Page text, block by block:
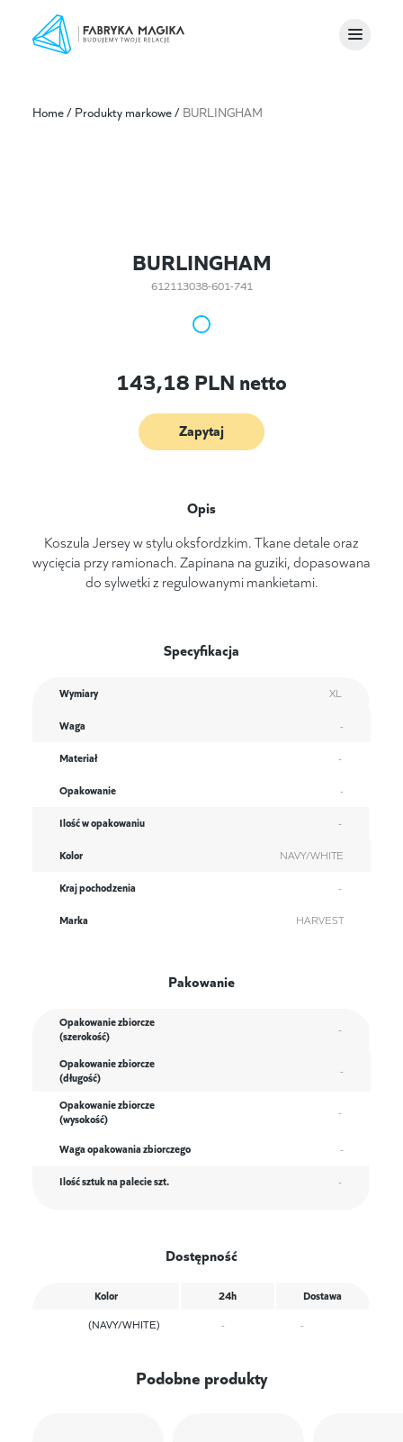
Home/ Produkty markowe/ BURLINGHAM
BURLINGHAM
612113038-601-741
143,18 PLN netto
Zapytaj
Opis
Koszula Jersey w stylu oksfordzkim. Tkane detale oraz
wycięcia przy ramionach. Zapinana na guziki, dopasowana
do sylwetki z regulowanymi mankietami.
Specyfikacja
Wymiary XL
Waga -
Materiał -
Opakowanie -
Ilość w opakowaniu -
Kolor NAVY/WHITE
Kraj pochodzenia -
Marka HARVEST
Pakowanie
Opakowanie zbiorcze
(szerokość)
-
Opakowanie zbiorcze
(długość)
-
Opakowanie zbiorcze
(wysokość)
-
Waga opakowania zbiorczego -
Ilość sztuk na palecie szt. -
Dostępność
Kolor 24h
Dostawa
(NAVY/WHITE)
- -
Podobne produkty